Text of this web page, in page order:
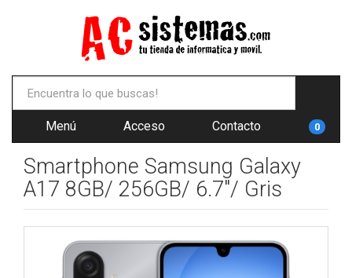
Menú Acceso Contacto 0
Smartphone Samsung Galaxy
A17 8GB/ 256GB/ 6.7"/ Gris